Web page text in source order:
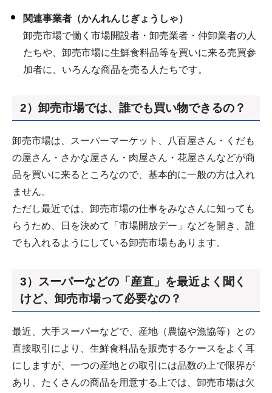
関連事業者（かんれんじぎょうしゃ）
卸売市場で働く市場開設者・卸売業者・仲卸業者の人
たちや、卸売市場に生鮮食料品等を買いに来る売買参
加者に、いろんな商品を売る人たちです。
2）卸売市場では、誰でも買い物できるの？
卸売市場は、スーパーマーケット、八百屋さん・くだも
の屋さん・さかな屋さん・肉屋さん・花屋さんなどが商
品を買いに来るところなので、基本的に一般の方は入れ
ません。
ただし最近では、卸売市場の仕事をみなさんに知っても
らうため、日を決めて「市場開放デー」などを開き、誰
でも入れるようにしている卸売市場もあります。
3）スーパーなどの「産直」を最近よく聞く
けど、卸売市場って必要なの？
最近、大手スーパーなどで、産地（農協や漁協等）との
直接取引により、生鮮食料品を販売するケースをよく耳
にしますが、一つの産地との取引には品数の上で限界が
あり、たくさんの商品を用意する上では、卸売市場は欠